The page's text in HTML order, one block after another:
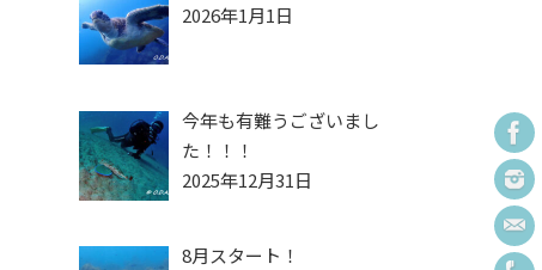
2026年1月1日
今年も有難うございまし
た！！！
2025年12月31日
8月スタート！